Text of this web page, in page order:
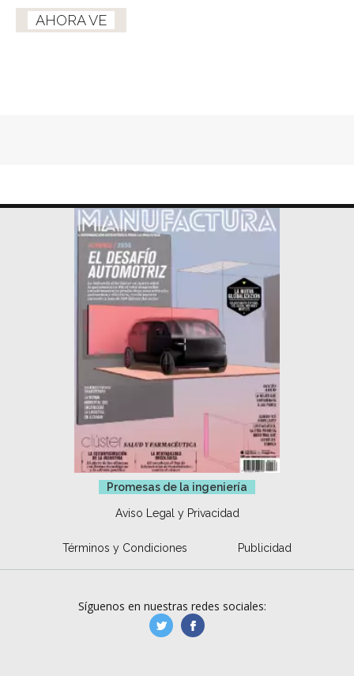
AHORA VE
Promesas de la ingeniería
Aviso Legal y Privacidad
Términos y Condiciones Publicidad
Síguenos en nuestras redes sociales:
manufacturaGE